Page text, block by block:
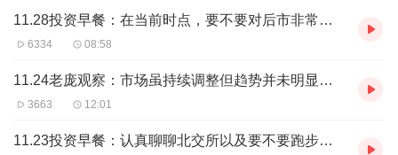
经典《股票魔法师III》，分享当今全美四位顶尖级交易员在
选股、择时和交易纪律等实战心得与经验；
3)利弗莫尔的交易哲学：已完结，其48集，重点精解华尔
易体系和交易哲学。
11.28投资早餐：在当前时点，要不要对后市非常悲观？
6334 08:58
11.24老庞观察：市场虽持续调整但趋势并未明显变坏，生物医药医疗股今日比较抗跌
3663 12:01
11.23投资早餐：认真聊聊北交所以及要不要跑步进场？